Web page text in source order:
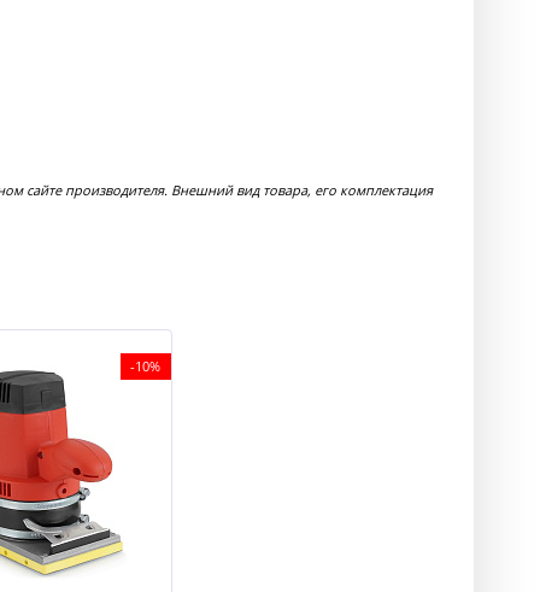
производителя. Внешний вид товара, его комплектация
-10%